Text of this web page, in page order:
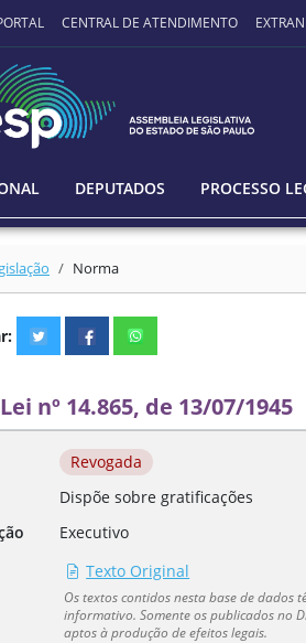
conteúdo principal
CENTRAL DE ATENDIMENTO
DEPUTADOS PROCESSO
Norma
nº 14.865, de 13/07/1945
Revogada
Dispõe sobre gratificações
Executivo
Texto Original
Os textos contidos nesta base de dados
informativo. Somente os publicados no
aptos à produção de efeitos legais.